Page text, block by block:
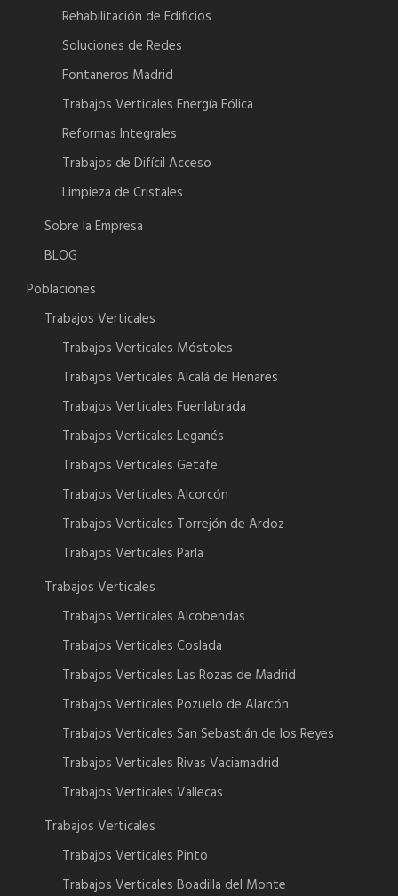
Rehabilitación de Edificios
Soluciones de Redes
Fontaneros Madrid
Trabajos Verticales Energía Eólica
Reformas Integrales
Trabajos de Difícil Acceso
Limpieza de Cristales
Sobre la Empresa
BLOG
Poblaciones
Trabajos Verticales
Trabajos Verticales Móstoles
Trabajos Verticales Alcalá de Henares
Trabajos Verticales Fuenlabrada
Trabajos Verticales Leganés
Trabajos Verticales Getafe
Trabajos Verticales Alcorcón
Trabajos Verticales Torrejón de Ardoz
Trabajos Verticales Parla
Trabajos Verticales
Trabajos Verticales Alcobendas
Trabajos Verticales Coslada
Trabajos Verticales Las Rozas de Madrid
Trabajos Verticales Pozuelo de Alarcón
Trabajos Verticales San Sebastián de los Reyes
Trabajos Verticales Rivas Vaciamadrid
Trabajos Verticales Vallecas
Trabajos Verticales
Trabajos Verticales Pinto
Trabajos Verticales Boadilla del Monte